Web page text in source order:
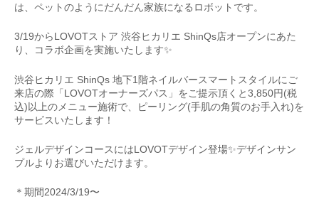
は、ペットのようにだんだん家族になるロボットです。
3/19からLOVOTストア 渋谷ヒカリエ ShinQs店オープンにあた
り、コラボ企画を実施いたします✨
渋谷ヒカリエ ShinQs 地下1階ネイルバースマートスタイルにご
来店の際「LOVOTオーナーズパス」をご提示頂くと3,850円(税
込)以上のメニュー施術で、ピーリング(手肌の角質のお手入れ)を
サービスいたします！
ジェルデザインコースにはLOVOTデザイン登場✨デザインサン
プルよりお選びいただけます。
＊期間2024/3/19〜